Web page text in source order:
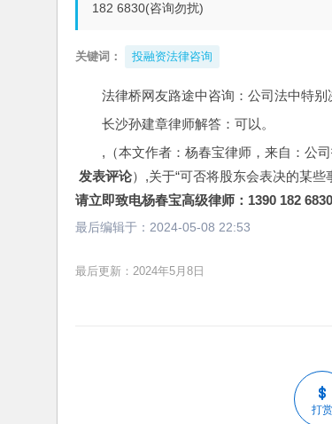
182 6830(咨询勿扰)
关键词： 投融资法律咨询
法律桥网友路途中咨询：公司法中特
长沙孙建章律师解答：可以。
,（本文作者：杨春宝律师，来自：公
发表评论）,关于“可否将股东会表决的某些
请立即致电杨春宝高级律师：1390 182
最后编辑于： 2024-05-08 22:53
最后更新：2024年5月8日
打赏